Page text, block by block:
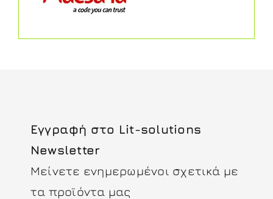
Εγγραφή στο Lit-solutions
Newsletter
Μείνετε ενημερωμένοι σχετικά με
τα προϊόντα μας